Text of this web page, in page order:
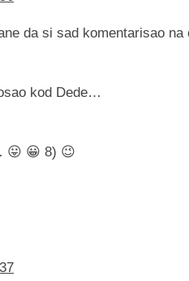
da si sad komentarisao
kod Dede…
😛 😀 8) 😉